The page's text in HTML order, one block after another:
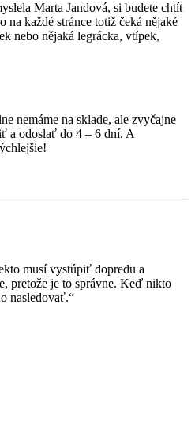
Marta Jandová, si budete chtít
na každé stránce totiž čeká nějaké
nebo nějaká legrácka, vtípek,
nemáme na sklade, ale zvyčajne
a odoslať do 4 – 6 dní. A
musí vystúpiť dopredu a
pretože je to správne. Keď nikto
nasledovať.